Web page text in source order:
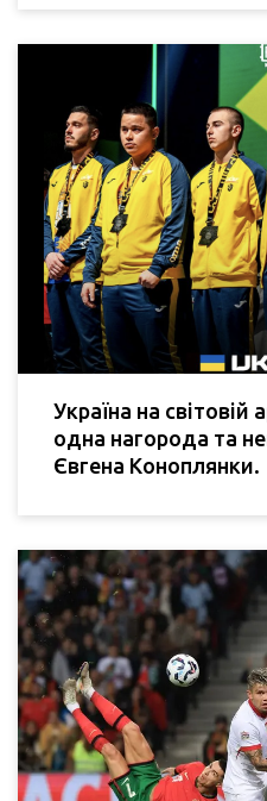
Україна на світовій
одна нагорода та
Євгена Коноплянки.